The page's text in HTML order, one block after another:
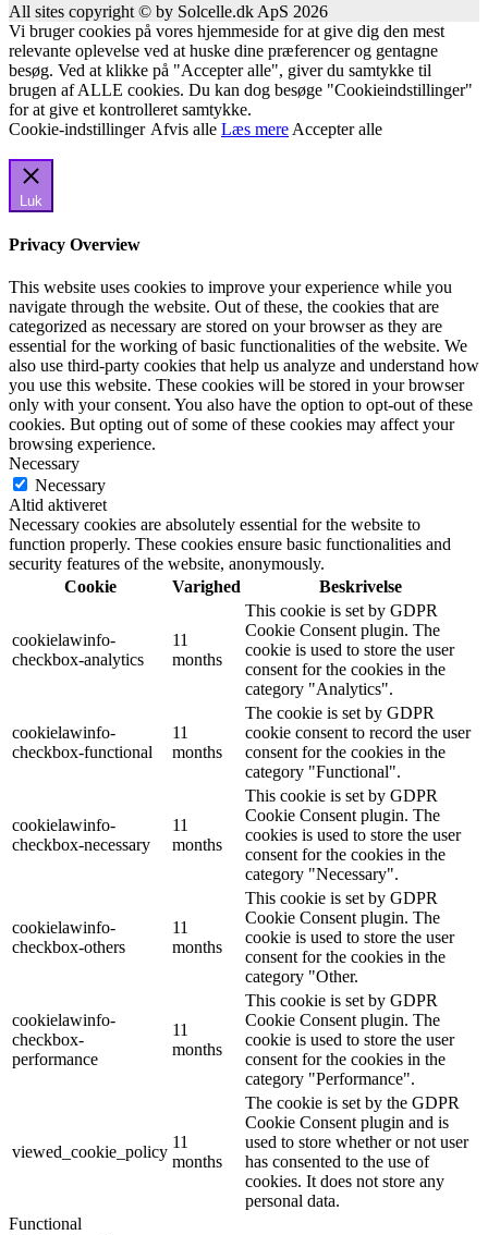
All sites copyright © by Solcelle.dk ApS 2026
Vi bruger cookies på vores hjemmeside for at give dig den mest
relevante oplevelse ved at huske dine præferencer og gentagne
besøg. Ved at klikke på "Accepter alle", giver du samtykke til
brugen af ALLE cookies. Du kan dog besøge "Cookieindstillinger"
for at give et kontrolleret samtykke.
Cookie-indstillinger Afvis alle Læs mere Accepter alle
Luk
Privacy Overview
This website uses cookies to improve your experience while you
navigate through the website. Out of these, the cookies that are
categorized as necessary are stored on your browser as they are
essential for the working of basic functionalities of the website. We
also use third-party cookies that help us analyze and understand how
you use this website. These cookies will be stored in your browser
only with your consent. You also have the option to opt-out of these
cookies. But opting out of some of these cookies may affect your
browsing experience.
Necessary
Necessary
Altid aktiveret
Necessary cookies are absolutely essential for the website to
function properly. These cookies ensure basic functionalities and
security features of the website, anonymously.
Cookie
Varighed Beskrivelse
cookielawinfo-
checkbox-analytics
11
months
This cookie is set by GDPR
Cookie Consent plugin. The
cookie is used to store the user
consent for the cookies in the
category "Analytics".
cookielawinfo-
checkbox-functional
11
months
The cookie is set by GDPR
cookie consent to record the user
consent for the cookies in the
category "Functional".
cookielawinfo-
checkbox-necessary
11
months
This cookie is set by GDPR
Cookie Consent plugin. The
cookies is used to store the user
consent for the cookies in the
category "Necessary".
cookielawinfo-
checkbox-others
11
months
This cookie is set by GDPR
Cookie Consent plugin. The
cookie is used to store the user
consent for the cookies in the
category "Other.
cookielawinfo-
checkbox-
performance
11
months
This cookie is set by GDPR
Cookie Consent plugin. The
cookie is used to store the user
consent for the cookies in the
category "Performance".
viewed_cookie_policy
11
months
The cookie is set by the GDPR
Cookie Consent plugin and is
used to store whether or not user
has consented to the use of
cookies. It does not store any
personal data.
Functional